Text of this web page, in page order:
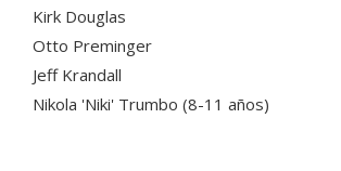
Kirk Douglas
Otto Preminger
Jeff Krandall
Nikola 'Niki' Trumbo (8-11 años)